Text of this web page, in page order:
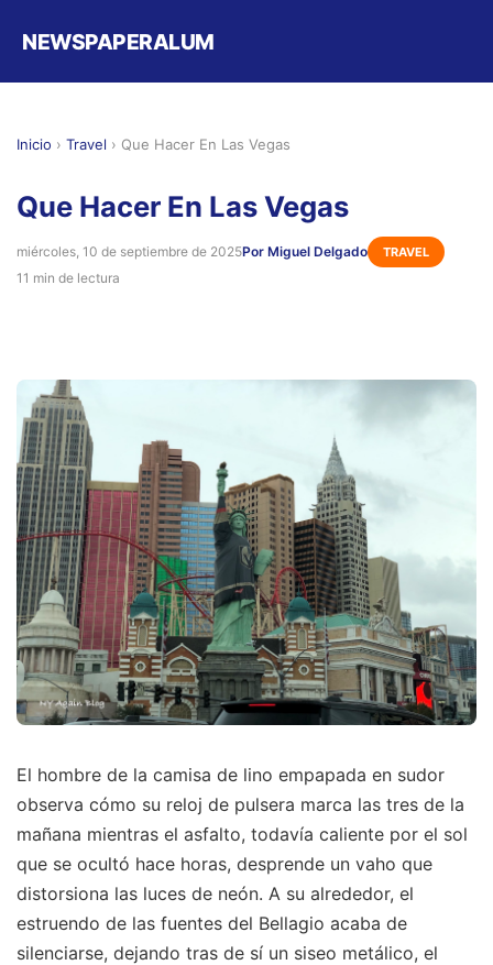
NEWSPAPERALUM
Inicio › Travel › Que Hacer En Las Vegas
Que Hacer En Las Vegas
miércoles, 10 de septiembre de 2025Por Miguel Delgado TRAVEL
11 min de lectura
El hombre de la camisa de lino empapada en sudor
observa cómo su reloj de pulsera marca las tres de la
mañana mientras el asfalto, todavía caliente por el sol
que se ocultó hace horas, desprende un vaho que
distorsiona las luces de neón. A su alrededor, el
estruendo de las fuentes del Bellagio acaba de
silenciarse, dejando tras de sí un siseo metálico, el